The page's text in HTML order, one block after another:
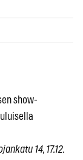
show-
14, 17.12.